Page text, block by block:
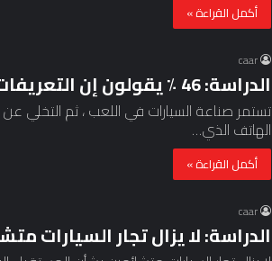
أكمل القراءة »
caar
الدراسة: 46 ٪ يقولون إن التعريفات يمكن أن تدفعها إلى اشتراك السيارة
تستمر صناعة السيارات في اللعب ، ثم
الهاتف الذي…
أكمل القراءة »
caar
الدراسة: لا يزال تجار السيارات